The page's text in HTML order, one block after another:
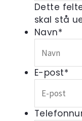
Dette
skal stå
Navn*
E-post*